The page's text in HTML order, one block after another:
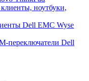
ноутбуки,
Dell EMC Wyse
переключатели Dell